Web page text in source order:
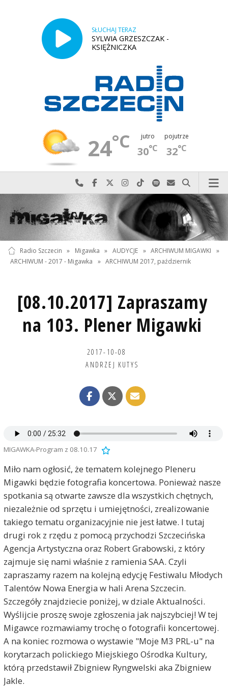
SŁUCHAJ TERAZ
SYLWIA GRZESZCZAK -
KSIĘŻNICZKA
24°C jutro
30°C
pojutrze
32°C
Najlepiej po prostu do nas zadzwoń
Odwiedź nas na Facebook-u
Odwiedź nas na X
Odwiedź nas na Instagram-ie
Odwiedź nas na TikTok-u
Szukaj nas na Spotify
Wyślij do nas
Szukaj
Radio Szczecin » Migawka » AUDYCJE » ARCHIWUM MIGAWKI
»
ARCHIWUM - 2017 - Migawka
» ARCHIWUM 2017, październik
[08.10.2017] Zapraszamy
na 103. Plener Migawki
2017-10-08
ANDRZEJ KUTYS
MIGAWKA-Program z 08.10.17
Miło nam ogłosić, że tematem kolejnego Pleneru
Migawki będzie fotografia koncertowa. Ponieważ nasze
spotkania są otwarte zawsze dla wszystkich chętnych,
niezależnie od sprzętu i umiejętności, zrealizowanie
takiego tematu organizacyjnie nie jest łatwe. I tutaj
drugi rok z rzędu z pomocą przychodzi Szczecińska
Agencja Artystyczna oraz Robert Grabowski, z który
zajmuje się nami właśnie z ramienia SAA. Czyli
zapraszamy razem na kolejną edycję Festiwalu Młodych
Talentów Nowa Energia w hali Arena Szczecin.
Szczegóły znajdziecie poniżej, w dziale Aktualności.
Wyślijcie proszę swoje zgłoszenia jak najszybciej! W tej
Migawce rozmawiamy trochę o fotografii koncertowej.
A na koniec rozmowa o wystawie "Moje M3 PRL-u" na
korytarzach polickiego Miejskiego Ośrodka Kultury,
którą przedstawił Zbigniew Ryngwelski aka Zbigniew
Jakle.